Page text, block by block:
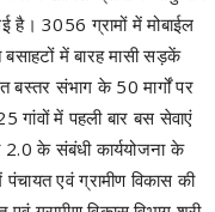
बस्तर संभाग के 50 मार्गों पर
में पहली बार बस सेवाएं
के संबंधी कार्ययोजना के
एवं ग्रामीण विकास की
ग्रामीण विकास विभाग श्री
ग्रामीण विकास विभाग